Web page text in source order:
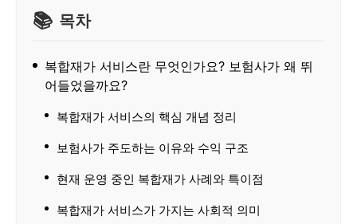
목차
복합재가 서비스란 무엇인가요? 보험사가 왜 뛰
어들었을까요?
복합재가 서비스의 핵심 개념 정리
보험사가 주도하는 이유와 수익 구조
현재 운영 중인 복합재가 사례와 특이점
복합재가 서비스가 가지는 사회적 의미